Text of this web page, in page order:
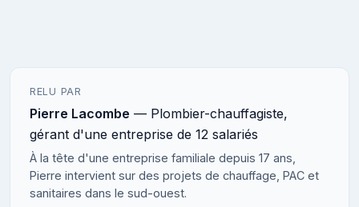
RELU PAR
Pierre Lacombe — Plombier-chauffagiste,
gérant d'une entreprise de 12 salariés
À la tête d'une entreprise familiale depuis 17 ans,
Pierre intervient sur des projets de chauffage, PAC et
sanitaires dans le sud-ouest.